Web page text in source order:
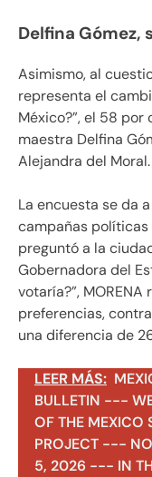
Delfina Gómez,
Asimismo, al
representa el
México?”, el 58
maestra Delfina
Alejandra del Moral.
La encuesta se da
campañas
preguntó a la
Gobernadora del
votaría?”,
preferencias,
una diferencia de
LEER MÁS:
BULLETIN ---
OF THE MEXICO
PROJECT ---
5, 2026 --- IN